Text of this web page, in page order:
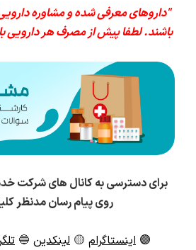
"داروهای معرفی شده و مشاوره
باشند. لطفا پیش از مصرف هر دارویی
برای دسترسی به کانال های شرکت
روی پیام رسان مدنظر
🟣 اینستاگرام 🟡 لینکدین 🔵